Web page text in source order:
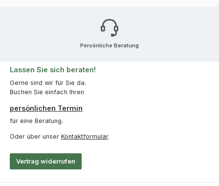
Persönliche Beratung
Lassen Sie sich beraten!
Gerne sind wir für Sie da.
Buchen Sie einfach Ihren
persönlichen Termin
für eine Beratung.
Oder über unser Kontaktformular.
Vertrag widerrufen